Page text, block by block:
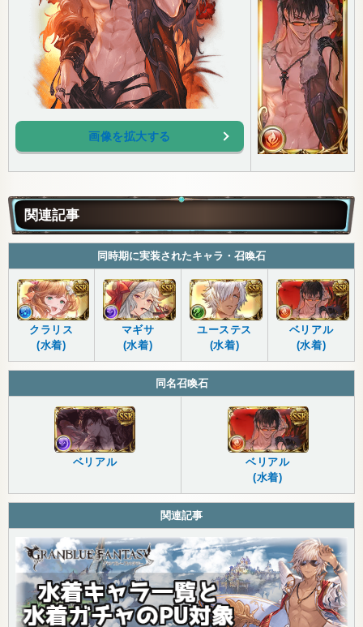
画像を拡大する
関連記事
同時期に実装されたキャラ・召喚石
クラリス
(水着)
マギサ
(水着)
ユーステス
(水着)
ベリアル
(水着)
同名召喚石
ベリアル
ベリアル
(水着)
関連記事